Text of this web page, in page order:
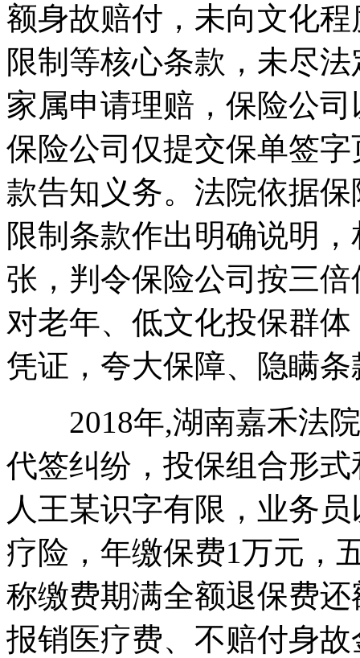
额身故赔付，未向文化
限制等核心条款，未尽
家属申请理赔，保险公
保险公司仅提交保单签
款告知义务。法院依据
限制条款作出明确说明
张，判令保险公司按三
对老年、低文化投保群
凭证，夸大保障、隐瞒
2018年,湖南嘉禾法院
代签纠纷，投保组合形
人王某识字有限，业务
疗险，年缴保费1万元，
称缴费期满全额退保费
报销医疗费、不赔付身